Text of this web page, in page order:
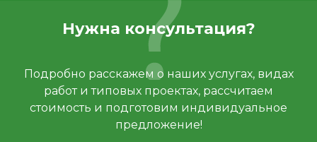
Нужна консультация?
Подробно расскажем о наших услугах, видах
работ и типовых проектах, рассчитаем
стоимость и подготовим индивидуальное
предложение!